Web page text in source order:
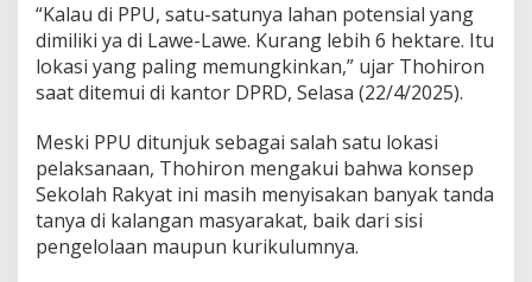
“Kalau di PPU, satu-satunya lahan potensial yang
dimiliki ya di Lawe-Lawe. Kurang lebih 6 hektare. Itu
lokasi yang paling memungkinkan,” ujar Thohiron
saat ditemui di kantor DPRD, Selasa (22/4/2025).
Meski PPU ditunjuk sebagai salah satu lokasi
pelaksanaan, Thohiron mengakui bahwa konsep
Sekolah Rakyat ini masih menyisakan banyak tanda
tanya di kalangan masyarakat, baik dari sisi
pengelolaan maupun kurikulumnya.